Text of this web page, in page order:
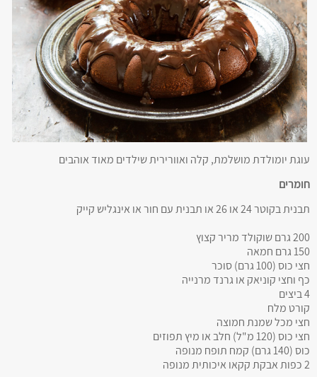
עוגת יומולדת מושלמת, קלה ואוורירית שילדים מאוד אוהבים
חומרים
תבנית בקוטר 24 או 26 או תבנית עם חור או אינגליש קייק
200 גרם שוקולד מריר קצוץ
150 גרם חמאה
חצי כוס (100 גרם) סוכר
כף וחצי קוניאק או גרנד מרנייה
4 ביצים
קורט מלח
חצי מכל שמנת חמוצה
חצי כוס (120 מ"ל) חלב או מיץ תפוזים
כוס (140 גרם) קמח תופח מנופה
2 כפות אבקת קקאו איכותית מנופה